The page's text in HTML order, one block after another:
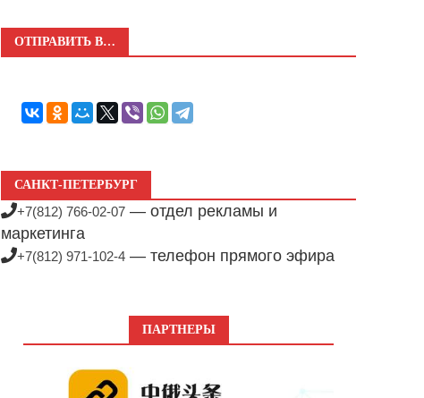
ОТПРАВИТЬ В…
САНКТ-ПЕТЕРБУРГ
+7(812) 766-02-07 — отдел рекламы и
маркетинга
+7(812) 971-102-4 — телефон прямого эфира
ПАРТНЕРЫ